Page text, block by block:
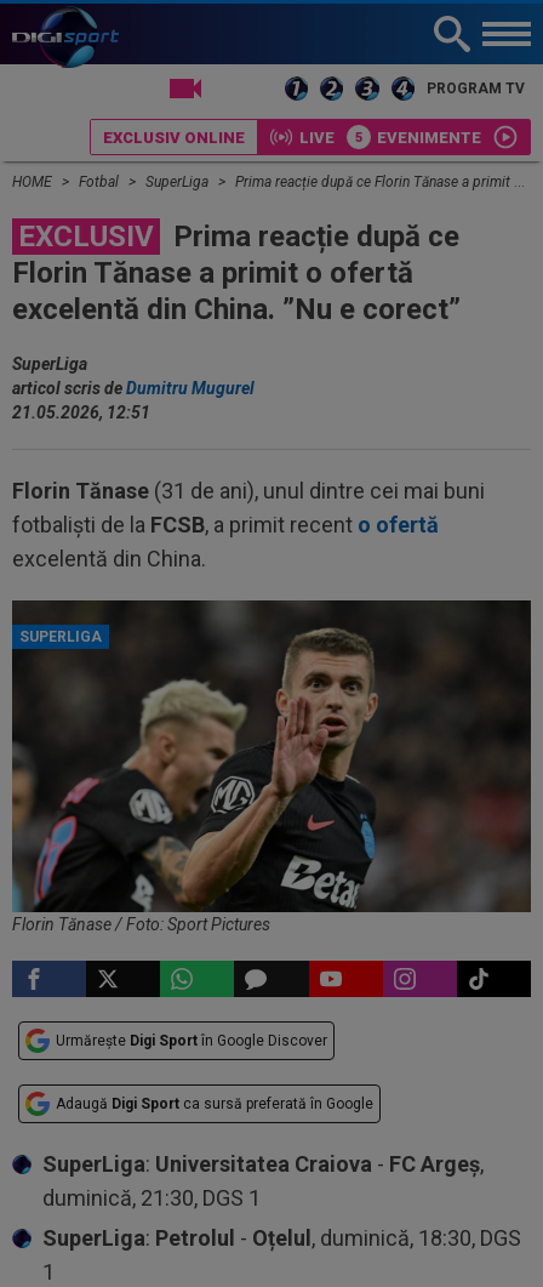
PROGRAM TV
EXCLUSIV ONLINE LIVE EVENIMENTE
HOME Fotbal SuperLiga Prima reacție după ce Florin Tănase a primit o ofertă excelentă din China. ”Nu e corect”
EXCLUSIV
Prima reacție după ce
Florin Tănase a primit o ofertă
excelentă din China. ”Nu e corect”
SuperLiga
articol scris deDumitru Mugurel
21.05.2026, 12:51
Florin Tănase (31 de ani), unul dintre cei mai buni
fotbaliști de la FCSB, a primit recent o ofertă
excelentă din China.
SUPERLIGA
Florin Tănase / Foto: Sport Pictures
Urmărește Digi Sport în Google Discover
Adaugă Digi Sport ca sursă preferată în Google
SuperLiga: Universitatea Craiova - FC Argeș,
duminică, 21:30, DGS 1
SuperLiga: Petrolul - Oțelul, duminică, 18:30, DGS
1